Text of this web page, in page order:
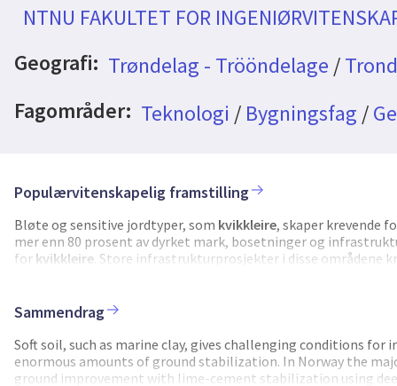
NTNU FAKULTET FOR
Geografi: Trøndelag - Trööndelage /
Fagområder: Teknologi / Bygningsfag /
Populærvitenskapelig framstilling
Bløte og sensitive jordtyper, som kvikkleire, skaper krevende
mer enn 80 prosent av dyrket mark, bosetninger og
for kvikkleire . Store infrastrukturprosjekter i disse
store infrastrukturprosjekter i Norge og internasjonalt – ofte
alternativ, effektiv og bærekraftig teknologi for
industriskala vurderinger av livsløpspåvirkning. Gjennom
egenskaper på grunnleggende nivå betydelig forbedret, noe
mesoskala er det utviklet og testet alternative
Sammendrag
Soft soil, such as marine clay, gives challenging conditions
enormous amounts of ground stabilization. In Norway the
ground improvement with lime-cement stabilization using